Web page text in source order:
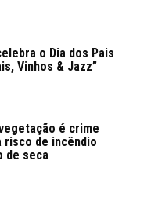
o Dia dos Pais
Vinhos & Jazz”
é crime
risco de incêndio
de seca